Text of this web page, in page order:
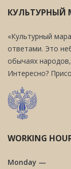
КУЛЬТУРНЫЙ
«Культурный
ответами. Это
обычаях
Интересно?
WORKING
Monday —